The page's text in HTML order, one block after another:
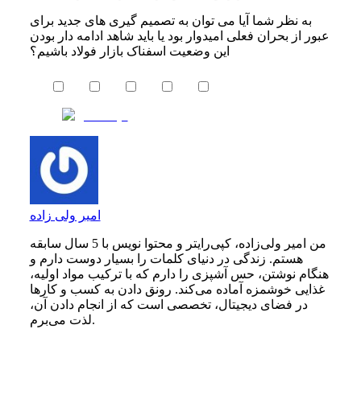
به نظر شما آیا می توان به تصمیم گیری های جدید برای
عبور از بحران فعلی امیدوار بود یا باید شاهد ادامه دار بودن
این وضعیت اسفناک بازار فولاد باشیم؟
امیر ولی زاده
من امیر ولی‌زاده، کپی‌رایتر و محتوا نویس با 5 سال سابقه
هستم. زندگی در دنیای کلمات را بسیار دوست دارم و
هنگام نوشتن، حس آشپزی را دارم که با ترکیب مواد اولیه،
غذایی خوشمزه آماده می‌کند. رونق دادن به کسب و کارها
در فضای دیجیتال، تخصصی است که از انجام دادن آن،
لذت می‌برم.